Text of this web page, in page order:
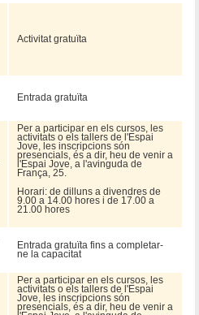
Activitat gratuïta
Entrada gratuïta
Per a participar en els cursos, les
activitats o els tallers de l'Espai
Jove, les inscripcions són
presencials, és a dir, heu de venir a
l'Espai Jove, a l'avinguda de
França, 25.
Horari: de dilluns a divendres de
9.00 a 14.00 hores i de 17.00 a
21.00 hores
Entrada gratuïta fins a completar-
ne la capacitat
Per a participar en els cursos, les
activitats o els tallers de l'Espai
Jove, les inscripcions són
presencials, és a dir, heu de venir a